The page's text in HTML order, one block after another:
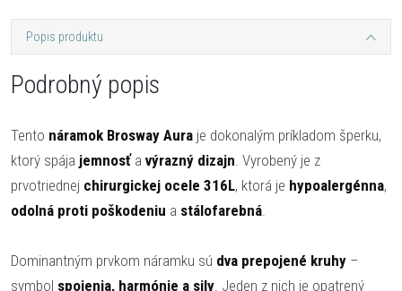
Popis produktu
Podrobný popis
Tento náramok Brosway Aura je dokonalým príkladom šperku,
ktorý spája jemnosťa výrazný dizajn. Vyrobený je z
prvotriednej chirurgickej ocele 316L, ktorá je hypoalergénna,
odolná proti poškodeniu a stálofarebná.
Dominantným prvkom náramku sú dva prepojené kruhy –
symbol spojenia, harmónie a sily. Jeden z nich je opatrený